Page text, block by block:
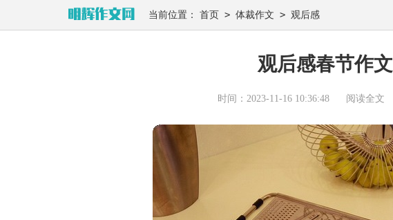
当前位置： 首页 > 体裁作文 > 观后感
观后感春节作文
时间：2023-11-16 10:36:48 阅读全文